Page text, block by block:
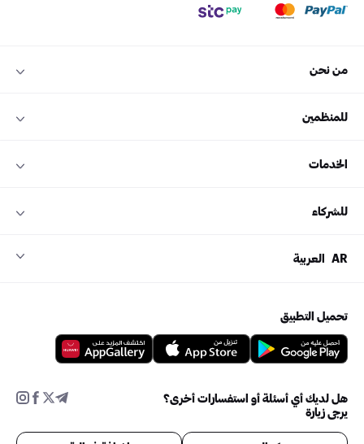
من نحن
للمنظمين
الخدمات
للشركاء
AR العربية
تحميل التطبيق
هل لديك أي أسئلة أو استفسارات أخرى؟
يرجى زيارة